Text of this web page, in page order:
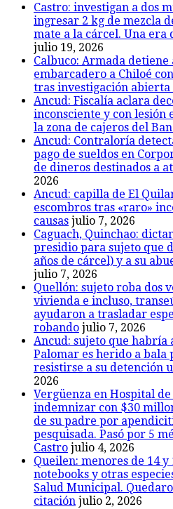
Castro: investigan a dos
ingresar 2 kg de mezcla
mate a la cárcel. Una era
julio 19, 2026
Calbuco: Armada detiene
embarcadero a Chiloé
tras investigación abierta
Ancud: Fiscalía aclara
inconsciente y con
la zona de cajeros del
Ancud: Contraloría
pago de sueldos en
de dineros destinados a
2026
Ancud: capilla de El
escombros tras «raro»
causas julio 7, 2026
Caguach, Quinchao:
presidio para sujeto que
años de cárcel) y a su
julio 7, 2026
Quellón: sujeto roba dos
vivienda e incluso,
ayudaron a trasladar
robando julio 7, 2026
Ancud: sujeto que habría
Palomar es herido a bala
resistirse a su detención
2026
Vergüenza en Hospital
indemnizar con $30
de su padre por
pesquisada. Pasó por 5
Castro julio 4, 2026
Queilen: menores de 14
notebooks y otras
Salud Municipal.
citación julio 2, 2026